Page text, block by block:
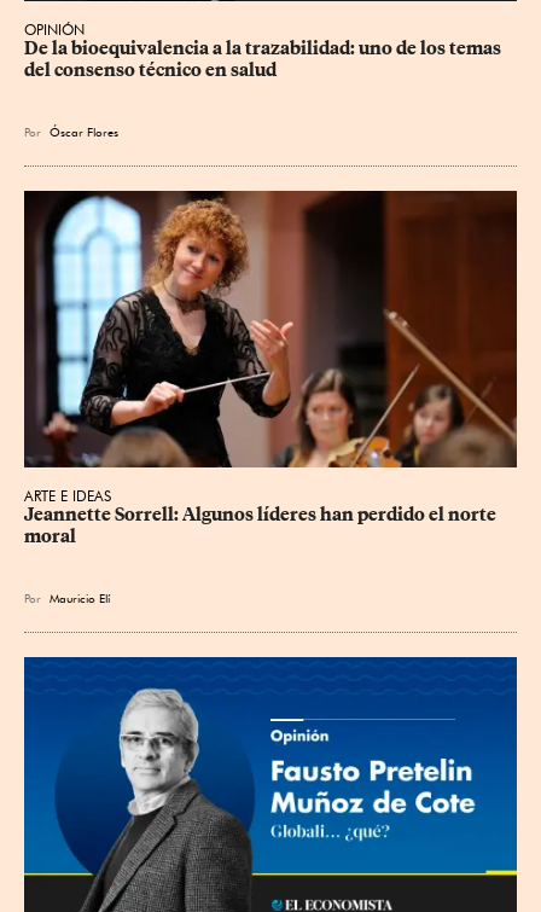
OPINIÓN
De la bioequivalencia a la trazabilidad: uno de los temas
del consenso técnico en salud
Por Óscar Flores
ARTE E IDEAS
Jeannette Sorrell: Algunos líderes han perdido el norte
moral
Por Mauricio Elí